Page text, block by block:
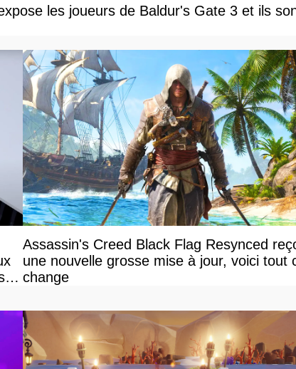
les joueurs de Baldur's Gate 3 et ils
Assassin's Creed Black Flag Resynced
une nouvelle grosse mise à jour, voici tout
change